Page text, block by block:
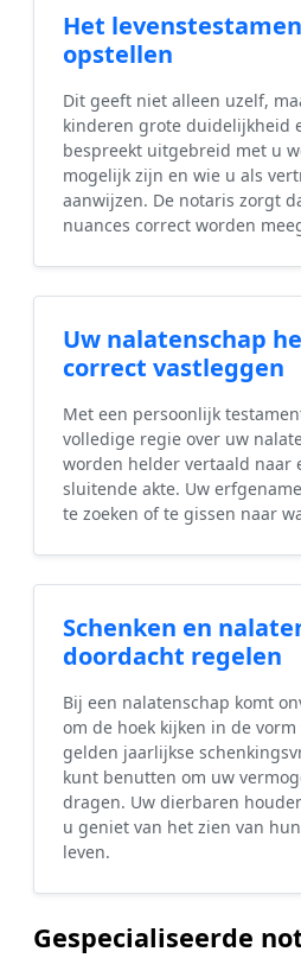
Het
opstellen
Dit geeft niet alleen uzelf,
kinderen grote duidelijkheid
bespreekt uitgebreid met u
mogelijk zijn en wie u als
aanwijzen. De notaris zorgt
nuances correct worden
Uw nalatenschap
correct vastleggen
Met een persoonlijk
volledige regie over uw
worden helder vertaald naar
sluitende akte. Uw
te zoeken of te gissen naar
Schenken en
doordacht regelen
Bij een nalatenschap komt
om de hoek kijken in de
gelden jaarlijkse
kunt benutten om uw
dragen. Uw dierbaren
u geniet van het zien van
leven.
Gespecialiseerde